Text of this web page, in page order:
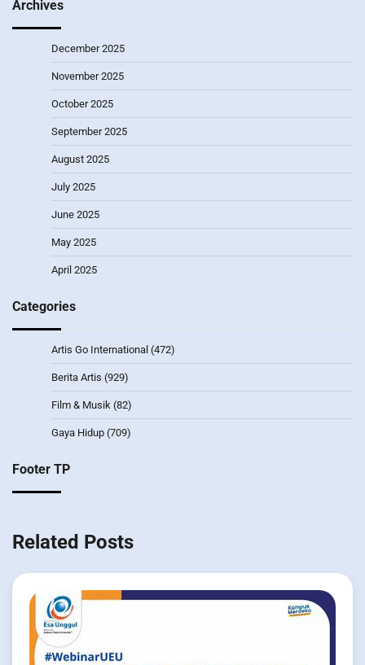
Archives
December 2025
November 2025
October 2025
September 2025
August 2025
July 2025
June 2025
May 2025
April 2025
Categories
Artis Go International (472)
Berita Artis (929)
Film & Musik (82)
Gaya Hidup (709)
Footer TP
Related Posts